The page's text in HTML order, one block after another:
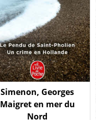
Simenon, Georges
Maigret en mer du
Nord